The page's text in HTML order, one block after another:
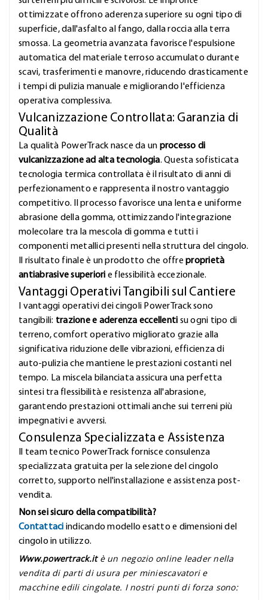
ottimizzate offrono aderenza superiore su ogni tipo di
superficie, dall'asfalto al fango, dalla roccia alla terra
smossa. La geometria avanzata favorisce l'espulsione
automatica del materiale terroso accumulato durante
scavi, trasferimenti e manovre, riducendo drasticamente
i tempi di pulizia manuale e migliorando l'efficienza
operativa complessiva.
Vulcanizzazione Controllata: Garanzia di
Qualità
La qualità PowerTrack nasce da un processo di
vulcanizzazione ad alta tecnologia. Questa sofisticata
tecnologia termica controllata è il risultato di anni di
perfezionamento e rappresenta il nostro vantaggio
competitivo. Il processo favorisce una lenta e uniforme
abrasione della gomma, ottimizzando l'integrazione
molecolare tra la mescola di gomma e tutti i
componenti metallici presenti nella struttura del cingolo.
Il risultato finale è un prodotto che offreproprietà
antiabrasive superiori e flessibilità eccezionale.
Vantaggi Operativi Tangibili sul Cantiere
I vantaggi operativi dei cingoli PowerTrack sono
tangibili: trazione e aderenza eccellenti su ogni tipo di
terreno, comfort operativo migliorato grazie alla
significativa riduzione delle vibrazioni, efficienza di
auto-pulizia che mantiene le prestazioni costanti nel
tempo. La miscela bilanciata assicura una perfetta
sintesi tra flessibilità e resistenza all'abrasione,
garantendo prestazioni ottimali anche sui terreni più
impegnativi e avversi.
Consulenza Specializzata e Assistenza
Il team tecnico PowerTrack fornisce consulenza
specializzata gratuita per la selezione del cingolo
corretto, supporto nell'installazione e assistenza post-
vendita.
Non sei sicuro della compatibilità?
Contattaci indicando modello esatto e dimensioni del
cingolo in utilizzo.
Www.powertrack.it è un negozio online leader nella
vendita di parti di usura per miniescavatori e
macchine edili cingolate. I nostri punti di forza sono: